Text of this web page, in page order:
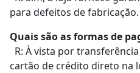
para defeitos de fabricação.
Quais são as formas de
R: À vista por
cartão de crédito direto na